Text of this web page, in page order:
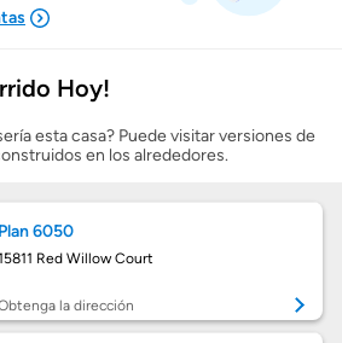
que puedo pagar
nueva vs. usada
mi puntaje de crédito
Hoy!
esta casa? Puede visitar versiones de
en los alrededores.
Plan 6050
Red Willow Court
la dirección